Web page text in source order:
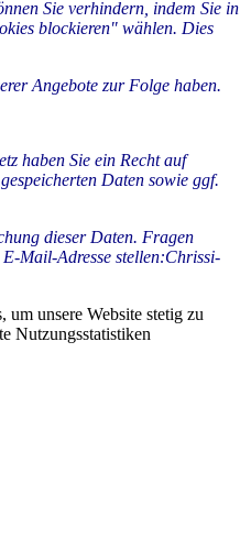
Sie verhindern, indem Sie in
blockieren" wählen. Dies
Angebote zur Folge haben.
haben Sie ein Recht auf
Daten sowie ggf.
dieser Daten. Fragen
Mail-Adresse stellen:Chrissi-
unsere Website stetig zu
Nutzungsstatistiken